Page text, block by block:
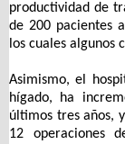
productividad de
de 200 pacientes
los cuales algunos
Asimismo, el
hígado, ha
últimos tres años,
12 operaciones